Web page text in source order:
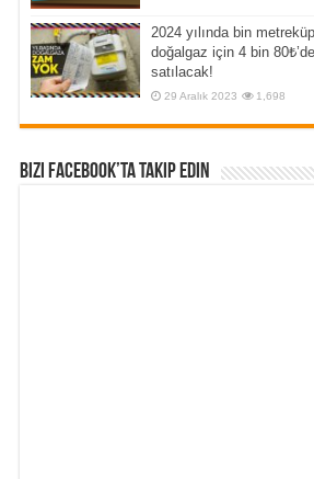
2024 yılında bin metreküp
doğalgaz için 4 bin
satılacak!
29 Aralık 2023 1,698
Bizi Facebook’ta Takip Edin